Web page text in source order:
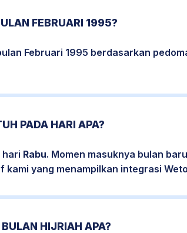
FEBRUARI 1995?
Februari 1995 berdasarkan
PADA HARI APA?
hari Rabu. Momen masuknya bulan
yang menampilkan integrasi
HIJRIAH APA?